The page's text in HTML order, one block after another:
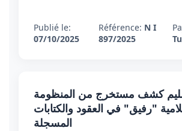
Publié le:
07/10/2025
Référence: N I
897/2025
كشف مستخرج من المنظومة
"رفيق" في العقود والكتابات
المسجلة